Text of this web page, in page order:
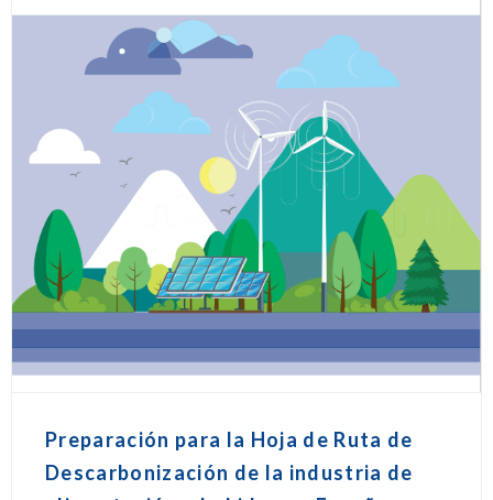
Preparación para la Hoja de Ruta de
Descarbonización de la industria de